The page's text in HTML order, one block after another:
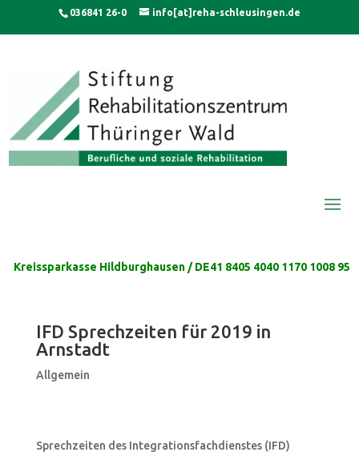
content
036841 26-0 info[at]reha-schleusingen.de
Kreissparkasse Hildburghausen / DE41 8405 4040 1170 1008 95
IFD Sprechzeiten für 2019 in
Arnstadt
Allgemein
Sprechzeiten des Integrationsfachdienstes (IFD)
modal-check